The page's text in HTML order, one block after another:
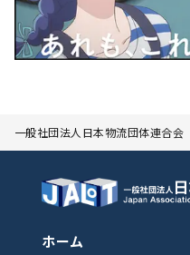
一般社団法人日本物流団体連合会
ホーム